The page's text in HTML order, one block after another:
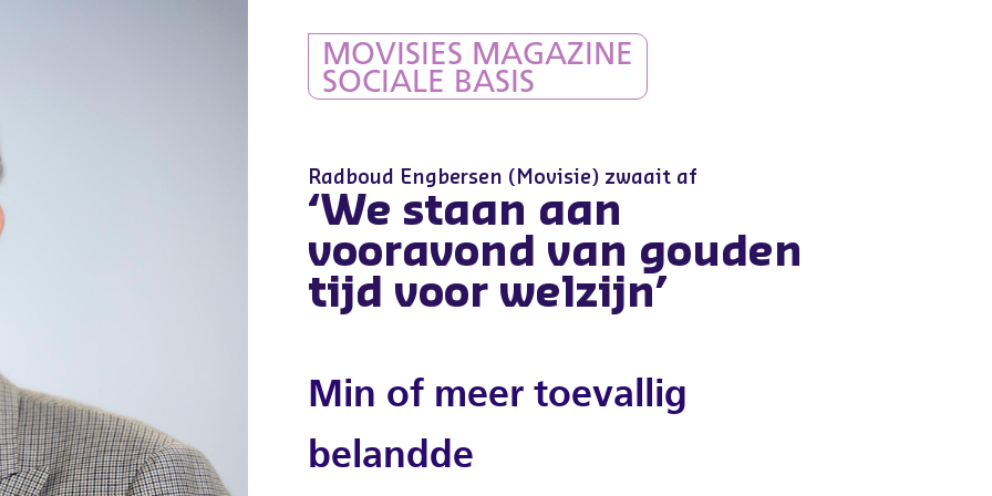
MOVISIES MAGAZINE
SOCIALE BASIS
Radboud Engbersen (Movisie) zwaait af
‘We staan aan
vooravond van gouden
tijd voor welzijn’
Min of meer toevallig
belandde